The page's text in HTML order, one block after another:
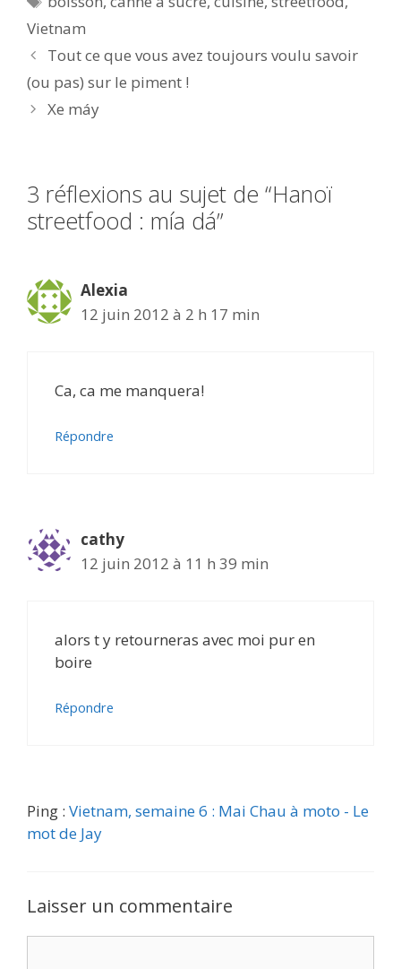
Vietnam
Tout ce que vous avez toujours voulu savoir
(ou pas) sur le piment !
Xe máy
3 réflexions au sujet de “Hanoï
streetfood : mía dá”
Alexia
12 juin 2012 à 2 h 17 min
Ca, ca me manquera!
Répondre
cathy
12 juin 2012 à 11 h 39 min
alors t y retourneras avec moi pur en
boire
Répondre
Ping : Vietnam, semaine 6 : Mai Chau à moto - Le
mot de Jay
Laisser un commentaire